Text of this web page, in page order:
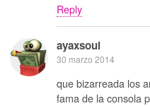
Reply
ayaxsoul
30 marzo 2014
que bizarreada los
fama de la consola